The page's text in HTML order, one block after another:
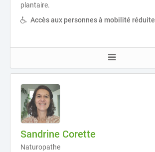
plantaire.
Accès aux personnes à mobilité réduite
Sandrine Corette
Naturopathe